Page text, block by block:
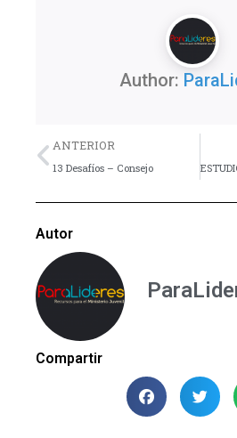
Author:
Previo
ANTERIOR
13 Desafíos – Consejo
Autor
Compartir